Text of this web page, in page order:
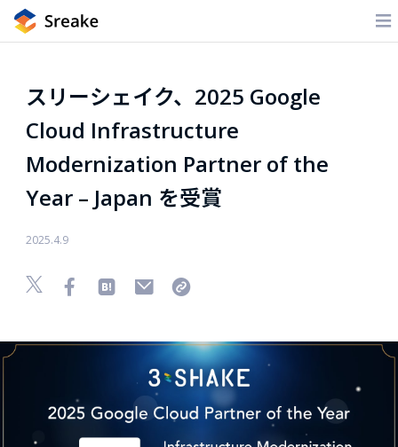
スリーシェイク、2025 Google
Cloud Infrastructure
Modernization Partner of the
Year – Japan を受賞
2025.4.9